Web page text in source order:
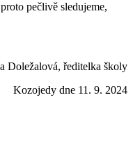
pečlivě sledujeme,
Doležalová, ředitelka školy
Kozojedy dne 11. 9. 2024